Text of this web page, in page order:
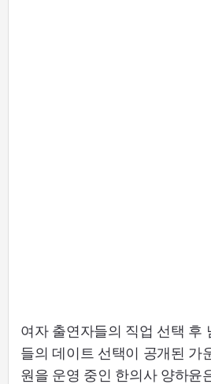
여자 출연자들의 직업 선택 후
들의 데이트 선택이 공개된 가
원을 운영 중인 한의사 양하윤